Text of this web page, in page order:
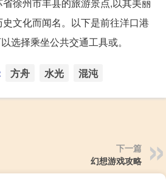
徐州市丰县的旅游景点,以其美丽
文化而闻名。以下是前往洋口港
选择乘坐公共交通工具或。
方舟 水光 混沌
下一篇
幻想游戏攻略